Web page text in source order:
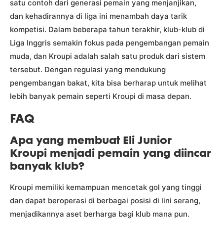
satu contoh dari generasi pemain yang menjanjikan,
dan kehadirannya di liga ini menambah daya tarik
kompetisi. Dalam beberapa tahun terakhir, klub-klub di
Liga Inggris semakin fokus pada pengembangan pemain
muda, dan Kroupi adalah salah satu produk dari sistem
tersebut. Dengan regulasi yang mendukung
pengembangan bakat, kita bisa berharap untuk melihat
lebih banyak pemain seperti Kroupi di masa depan.
FAQ
Apa yang membuat Eli Junior
Kroupi menjadi pemain yang diincar
banyak klub?
Kroupi memiliki kemampuan mencetak gol yang tinggi
dan dapat beroperasi di berbagai posisi di lini serang,
menjadikannya aset berharga bagi klub mana pun.